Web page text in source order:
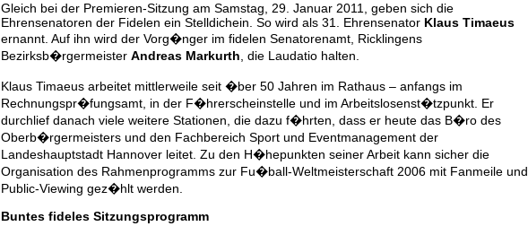
Gleich bei der Premieren-Sitzung am Samstag, 29. Januar 2011, geben sich die
Ehrensenatoren der Fidelen ein Stelldichein. So wird als 31. Ehrensenator Klaus Timaeus
ernannt. Auf ihn wird der Vorg�nger im fidelen Senatorenamt, Ricklingens
Bezirksb�rgermeister Andreas Markurth, die Laudatio halten.
Klaus Timaeus arbeitet mittlerweile seit �ber 50 Jahren im Rathaus – anfangs im
Rechnungspr�fungsamt, in der F�hrerscheinstelle und im Arbeitslosenst�tzpunkt. Er
durchlief danach viele weitere Stationen, die dazu f�hrten, dass er heute das B�ro des
Oberb�rgermeisters und den Fachbereich Sport und Eventmanagement der
Landeshauptstadt Hannover leitet. Zu den H�hepunkten seiner Arbeit kann sicher die
Organisation des Rahmenprogramms zur Fu�ball-Weltmeisterschaft 2006 mit Fanmeile und
Public-Viewing gez�hlt werden.
Buntes fideles Sitzungsprogramm